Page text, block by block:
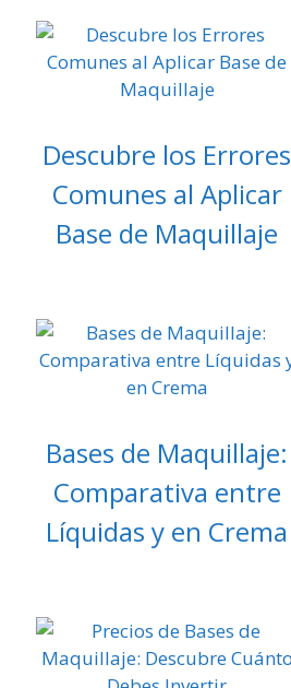
Descubre los Errores
Comunes al Aplicar
Base de Maquillaje
Bases de Maquillaje:
Comparativa entre
Líquidas y en Crema